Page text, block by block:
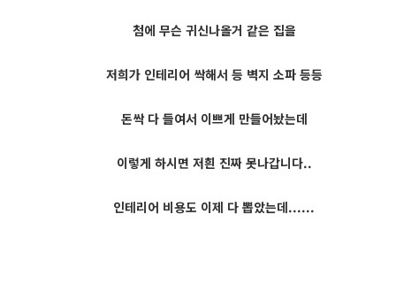
첨에 무슨 귀신나올거 같은 집을
저희가 인테리어 싹해서 등 벽지 소파 등등
돈싹 다 들여서 이쁘게 만들어놨는데
이렇게 하시면 저흰 진짜 못나갑니다..
인테리어 비용도 이제 다 뽑았는데......